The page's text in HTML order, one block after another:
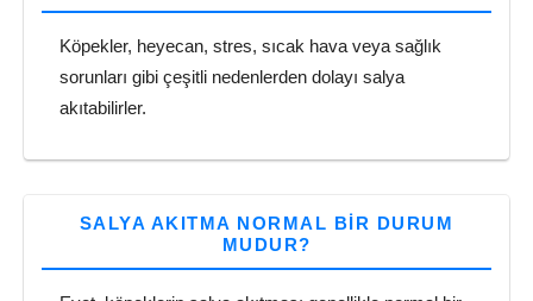
Köpekler, heyecan, stres, sıcak hava veya sağlık
sorunları gibi çeşitli nedenlerden dolayı salya
akıtabilirler.
SALYA AKITMA NORMAL BIR DURUM
MUDUR?